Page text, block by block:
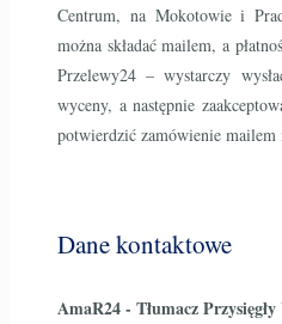
Centrum, na Mokotowie i
można składać mailem, a
Przelewy24 – wystarczy
wyceny, a następnie
potwierdzić zamówienie mailem
Dane kontaktowe
AmaR24 - Tłumacz Przysięgły